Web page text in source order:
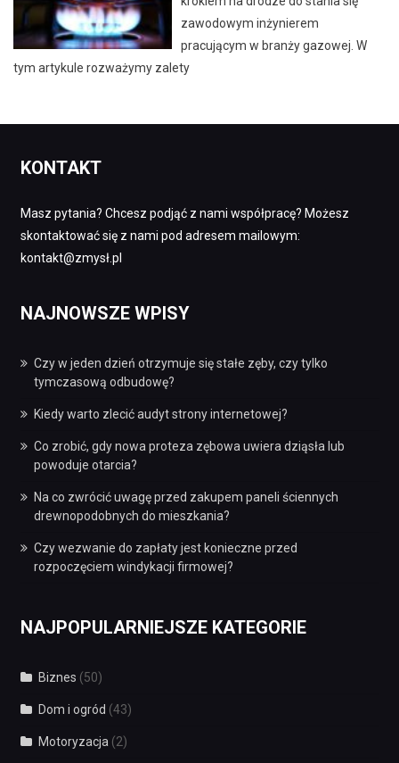
zawodowym inżynierem
pracującym w branży gazowej. W
tym artykule rozważymy zalety
KONTAKT
Masz pytania? Chcesz podjąć z nami współpracę? Możesz
skontaktować się z nami pod adresem mailowym:
kontakt@zmysł.pl
NAJNOWSZE WPISY
Czy w jeden dzień otrzymuje się stałe zęby, czy tylko
tymczasową odbudowę?
Kiedy warto zlecić audyt strony internetowej?
Co zrobić, gdy nowa proteza zębowa uwiera dziąsła lub
powoduje otarcia?
Na co zwrócić uwagę przed zakupem paneli ściennych
drewnopodobnych do mieszkania?
Czy wezwanie do zapłaty jest konieczne przed
rozpoczęciem windykacji firmowej?
NAJPOPULARNIEJSZE KATEGORIE
Biznes (50)
Dom i ogród (43)
Motoryzacja (2)